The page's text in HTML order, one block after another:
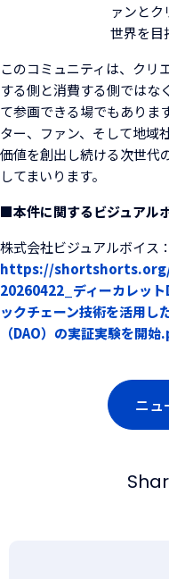
ァンとク
世界を目
このコミュニティは、クリ
する側と消費する側ではな
て参画できる場でもありま
ター、ファン、そして地域
価値を創出し続ける次世代
してまいります。
■本件に関するビジュアル
株式会社ビジュアルボイス：
https://
20260422_ディーカレット
ックチェーン技術を活用し
（DAO）の実証実験を開
ニュ